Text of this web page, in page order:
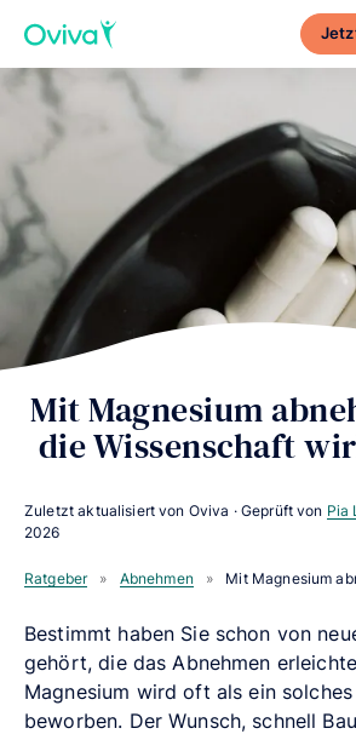
Mit Magnesium
die Wissenschaft
Zuletzt aktualisiert von Oviva · Geprüft von Pia
2026
Ratgeber » Abnehmen » Mit Magnesium
Bestimmt haben Sie schon von
gehört, die das Abnehmen
Magnesium wird oft als ein
beworben. Der Wunsch, schnell